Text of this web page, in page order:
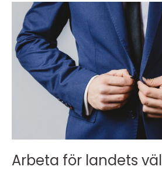
Arbeta för landets väl